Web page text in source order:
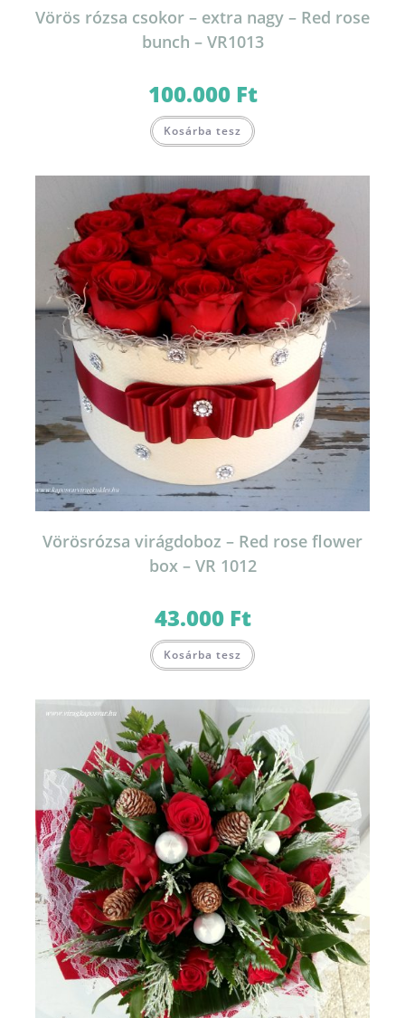
Vörös rózsa csokor – extra nagy – Red rose
bunch – VR1013
100.000 Ft
Kosárba tesz
Vörösrózsa virágdoboz – Red rose flower
box – VR 1012
43.000 Ft
Kosárba tesz